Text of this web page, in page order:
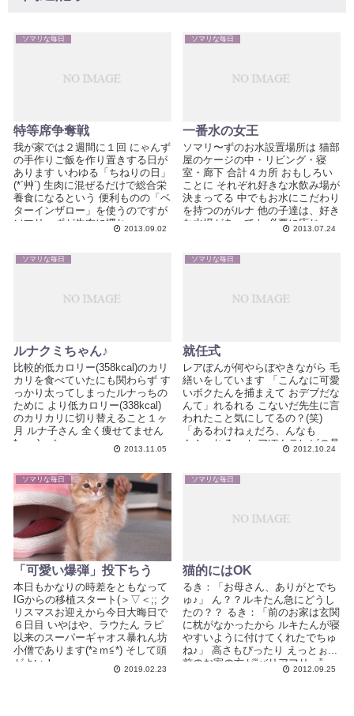
ソマリな毎日
特等席争奪戦
我が家では２週間に１回 にゃんず
の手作りご飯を作り置きする日が
あります いわゆる「ちねりの日」
(*´艸`) 生肉に混ぜるだけで総合栄
養食になるという 便利ものの「ベ
ターインザロー」を使うのですが
ソマリ〜ずが生肉に慣れ...
2013.09.02
ソマリな毎日
一番水の女王
ソマリ〜ずのお水設置場所は 猫部
屋のケージの中・リビング・寝
室・廊下 合計４カ所 おもしろい
ことに それぞれ好きな水飲み場が
決まってる 中でもお水にこだわり
を持つのがルナ 他の子達は、好き
な水場があっても 必要に応じ...
2013.07.24
ソマリな毎日
ルナクミちゃん♪
比較的低カロリー(358kcal)のカリ
カリを食べていたにも関わらず す
っかり太ってしまったルナっちの
ために より低カロリー(338kcal)
のカリカリに切り替えること１ヶ
月 ルナ子さん 全く痩せてません
*o_ _)oバ...
2013.11.05
ソマリな毎日
就任式
レアぽんが何やらぼやきながら 毛
繕いをしています 「こんなに可愛
いボクたんを捕まえて おデブだな
んて」れるれる こないだ先生に言
われたこと気にしてるの？(笑)
「あるわけねぇだろ、んなも
ん！」れるっ レアぽんテレビの見
2012.10.24
ソマリな毎日
「可愛い爆弾」投下ちう
本日もかなりの時差をともなって
IGからの移植スタート(＞▽＜;; ク
リスマスお迎えから今日大晦日で
６日目 いやはや、ラウたん ラピ
以来のスーパーギャオス暴れん坊
小僧であります(*≧ｍ≦*) そして頭
がよい！...
2019.02.23
ソマリな毎日
猫的にはOK
るき：「お母さん、ありがとでち
ゅ♪」 ん？？ルキたん急にどうし
たの？？ るき：「前のお家は玄関
に枕がなかったから ルキたんが寝
やすいように付けてくれたでちゅ
ね♪」 高さもぴったり えっとぉ...
前のお家の方が“バリアフリー”っ
2012.09.25